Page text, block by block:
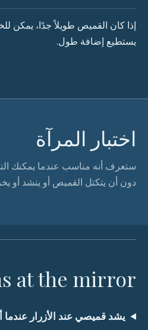
إذا كان القميص طويلاً جدًا، يمكن
يستطيع إضافة طول.
اختبار المرآة
ستعرف أنه مناسب عندما يمكنك
دون أن يتكتل القميص أو ينشد أو
at the mirror.
يشد قميصي عند الأزرار